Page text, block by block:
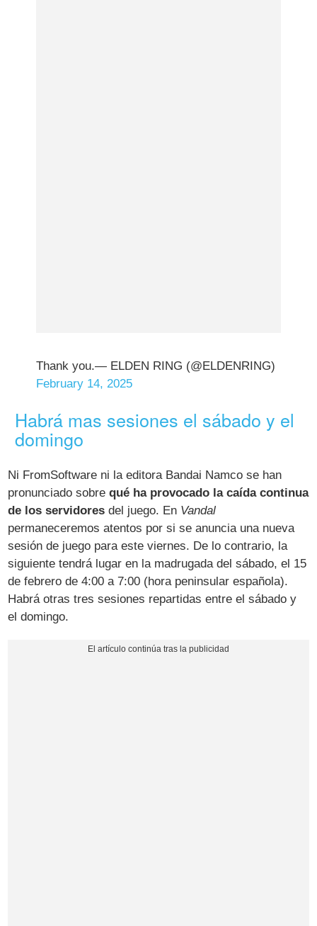
Thank you.— ELDEN RING (@ELDENRING)
February 14, 2025
Habrá mas sesiones el sábado y el
domingo
Ni FromSoftware ni la editora Bandai Namco se han
pronunciado sobrequé ha provocado la caída continua
de los servidores del juego. En Vandal
permaneceremos atentos por si se anuncia una nueva
sesión de juego para este viernes. De lo contrario, la
siguiente tendrá lugar en la madrugada del sábado, el 15
de febrero de 4:00 a 7:00 (hora peninsular española).
Habrá otras tres sesiones repartidas entre el sábado y
el domingo.